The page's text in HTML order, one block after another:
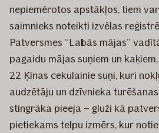
nepiemērotos apstākļos, tiem
saimnieks noteikti izvēlas
Patversmes “Labās mājas”
pagaidu mājas suņiem un
22 Ķīnas cekulainie suņi, kuri
audzētāju un dzīvnieka
stingrāka pieeja – gluži kā
pietiekams telpu izmērs, kur